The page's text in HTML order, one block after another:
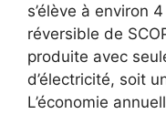
s’élève à environ
réversible de
produite avec
d’électricité, soit
L’économie